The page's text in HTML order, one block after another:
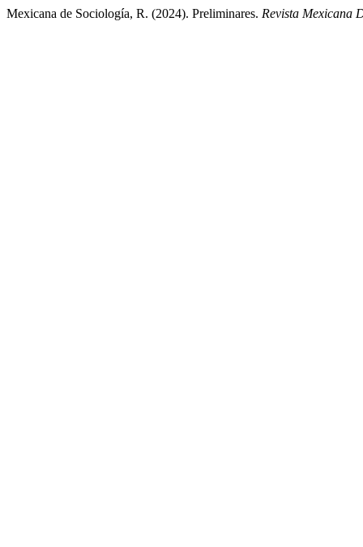
Mexicana de Sociología, R. (2024). Preliminares. Revista Mexicana